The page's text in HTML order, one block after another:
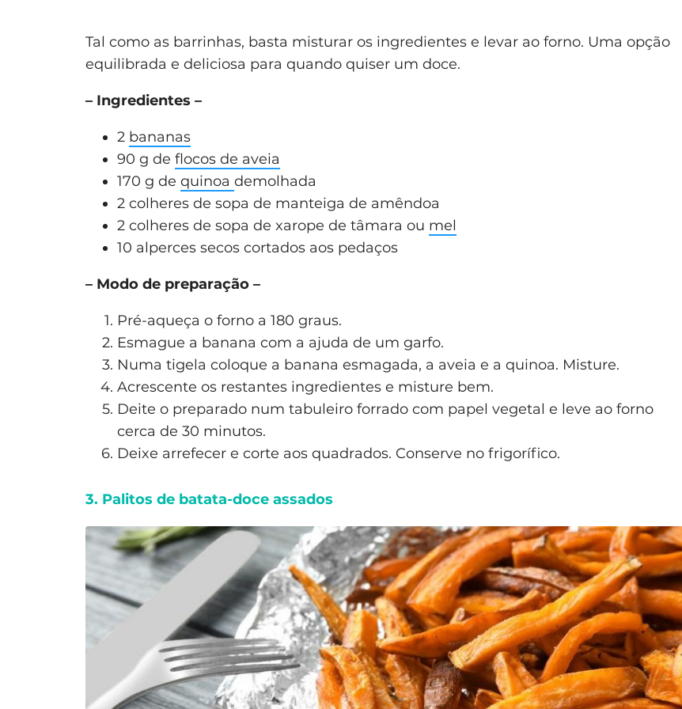
Tal como as barrinhas, basta misturar os ingredientes e levar ao forno. Uma opção
equilibrada e deliciosa para quando quiser um doce.
– Ingredientes –
2 bananas
90 g de flocos de aveia
170 g de quinoa demolhada
2 colheres de sopa de manteiga de amêndoa
2 colheres de sopa de xarope de tâmara ou mel
10 alperces secos cortados aos pedaços
– Modo de preparação –
Pré-aqueça o forno a 180 graus.
Esmague a banana com a ajuda de um garfo.
Numa tigela coloque a banana esmagada, a aveia e a quinoa. Misture.
Acrescente os restantes ingredientes e misture bem.
Deite o preparado num tabuleiro forrado com papel vegetal e leve ao forno
cerca de 30 minutos.
Deixe arrefecer e corte aos quadrados. Conserve no frigorífico.
3. Palitos de batata-doce assados